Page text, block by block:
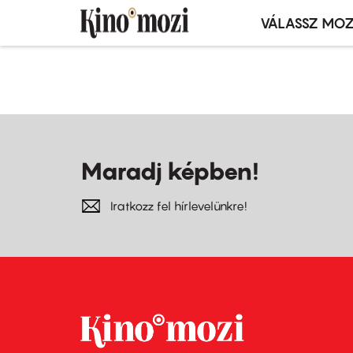
VÁLASSZ
Maradj képben!
Iratkozz fel hírlevelünkre!